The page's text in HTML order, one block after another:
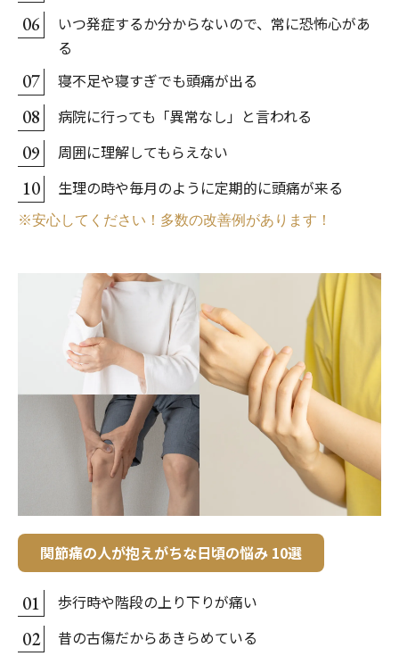
06
いつ発症するか分からないので、常に恐怖心があ
る
07 寝不足や寝すぎでも頭痛が出る
08 病院に行っても「異常なし」と言われる
09 周囲に理解してもらえない
10 生理の時や毎月のように定期的に頭痛が来る
※安心してください！多数の改善例があります！
関節痛の人が抱えがちな日頃の悩み 10選
01 歩行時や階段の上り下りが痛い
02 昔の古傷だからあきらめている